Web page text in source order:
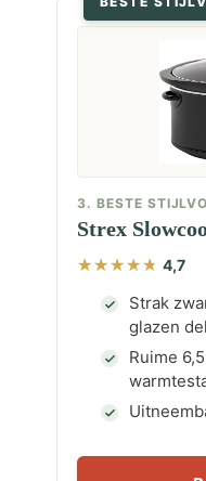
3. BESTE
Strex
4,7
Strak
glazen
Ruime